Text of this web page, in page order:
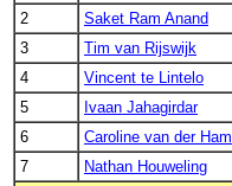
2
Saket Ram Anand
3
Tim van Rijswijk
4
Vincent te Lintelo
5
Ivaan Jahagirdar
6
Caroline van der Ham
7
Nathan Houweling